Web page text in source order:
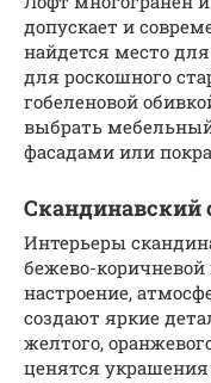
допускает и
найдется место
для роскошного
гобеленовой
выбрать
фасадами или
Скандинавский
Интерьеры
бежево-
настроение,
создают яркие
желтого,
ценятся